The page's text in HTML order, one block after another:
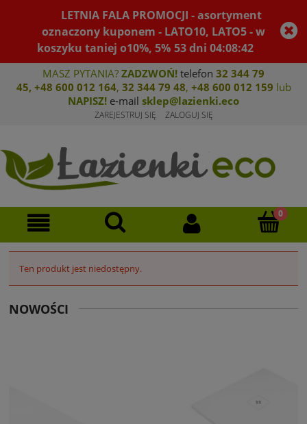
LETNIA FALA PROMOCJI - asortyment
oznaczony kuponem - LATO10, LATO5 - w
koszyku taniej o10%, 5% 53dni04:08:42
MASZ PYTANIA? ZADZWOŃ! telefon 32 344 79
45, +48 600 012 164, 32 344 79 48, +48 600 012 159 lub
NAPISZ! e-mail sklep@lazienki.eco
ZAREJESTRUJ SIĘ ZALOGUJ SIĘ
Ten produkt jest niedostępny.
NOWOŚCI